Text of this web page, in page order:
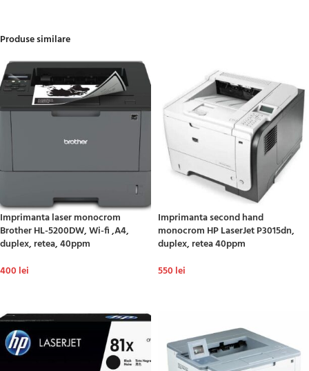
Produse similare
Imprimanta laser monocrom
Brother HL-5200DW, Wi-fi ,A4,
duplex, retea, 40ppm
400 lei
Imprimanta second hand
monocrom HP LaserJet P3015dn,
duplex, retea 40ppm
550 lei